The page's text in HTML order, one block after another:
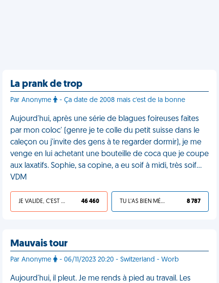
La prank de trop
Par Anonyme - Ça date de 2008 mais c'est de la bonne
Aujourd'hui, après une série de blagues foireuses faites
par mon coloc' (genre je te colle du petit suisse dans le
caleçon ou j'invite des gens à te regarder dormir), je me
venge en lui achetant une bouteille de coca que je coupe
aux laxatifs. Sophie, sa copine, a eu soif à midi, très soif...
VDM
JE VALIDE, C'EST UNE VDM 46 460 TU L'AS BIEN MÉRITÉ 8 787
Mauvais tour
Par Anonyme - 06/11/2023 20:20 - Switzerland - Worb
Aujourd'hui, il pleut. Je me rends à pied au travail. Les